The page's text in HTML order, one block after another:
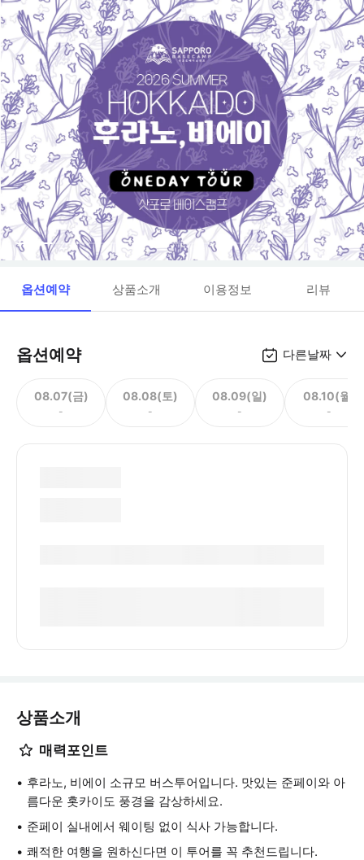
옵션예약 상품소개 이용정보 리뷰
옵션예약 다른날짜
08.07(금)
-
08.08(토)
-
08.09(일)
-
08.10(월)
-
상품소개
매력포인트
후라노, 비에이 소규모 버스투어입니다. 맛있는 준페이와 아
름다운 홋카이도 풍경을 감상하세요.
준페이 실내에서 웨이팅 없이 식사 가능합니다.
쾌적한 여행을 원하신다면 이 투어를 꼭 추천드립니다.